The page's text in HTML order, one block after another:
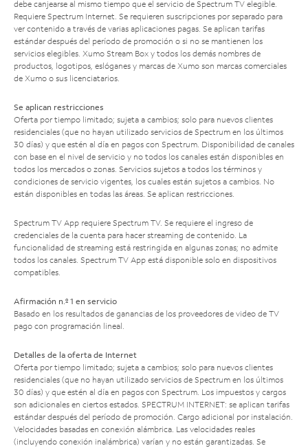
debe canjearse al mismo tiempo que el servicio de Spectrum TV elegible.
Requiere Spectrum Internet. Se requieren suscripciones por separado para
ver contenido a través de varias aplicaciones pagas. Se aplican tarifas
estándar después del período de promoción o si no se mantienen los
servicios elegibles. Xumo Stream Box y todos los demás nombres de
productos, logotipos, eslóganes y marcas de Xumo son marcas comerciales
de Xumo o sus licenciatarios.
Se aplican restricciones
Oferta por tiempo limitado; sujeta a cambios; solo para nuevos clientes
residenciales (que no hayan utilizado servicios de Spectrum en los últimos
30 días) y que estén al día en pagos con Spectrum. Disponibilidad de canales
con base en el nivel de servicio y no todos los canales están disponibles en
todos los mercados o zonas. Servicios sujetos a todos los términos y
condiciones de servicio vigentes, los cuales están sujetos a cambios. No
están disponibles en todas las áreas. Se aplican restricciones.
Spectrum TV App requiere Spectrum TV. Se requiere el ingreso de
credenciales de la cuenta para hacer streaming de contenido. La
funcionalidad de streaming está restringida en algunas zonas; no admite
todos los canales. Spectrum TV App está disponible solo en dispositivos
compatibles.
Afirmación n.º 1 en servicio
Basado en los resultados de ganancias de los proveedores de video de TV
pago con programación lineal.
Detalles de la oferta de Internet
Oferta por tiempo limitado; sujeta a cambios; solo para nuevos clientes
residenciales (que no hayan utilizado servicios de Spectrum en los últimos
30 días) y que estén al día en pagos con Spectrum. Los impuestos y cargos
son adicionales en ciertos estados. SPECTRUM INTERNET: se aplican tarifas
estándar después del período de promoción. Cargo adicional por instalación.
Velocidades basadas en conexión alámbrica. Las velocidades reales
(incluyendo conexión inalámbrica) varían y no están garantizadas. Se